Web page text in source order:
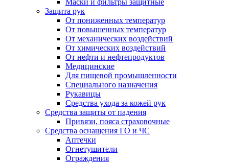
Маски и фильтры защитные
Защита рук
От пониженных температур
От повышенных температур
От механических воздействий
От химических воздействий
От нефти и нефтепродуктов
Медицинские
Для пищевой промышленности
Специального назначения
Рукавицы
Средства ухода за кожей рук
Средства защиты от падения
Привязи, пояса страховочные
Средства оснащения ГО и ЧС
Аптечки
Огнетушители
Ограждения